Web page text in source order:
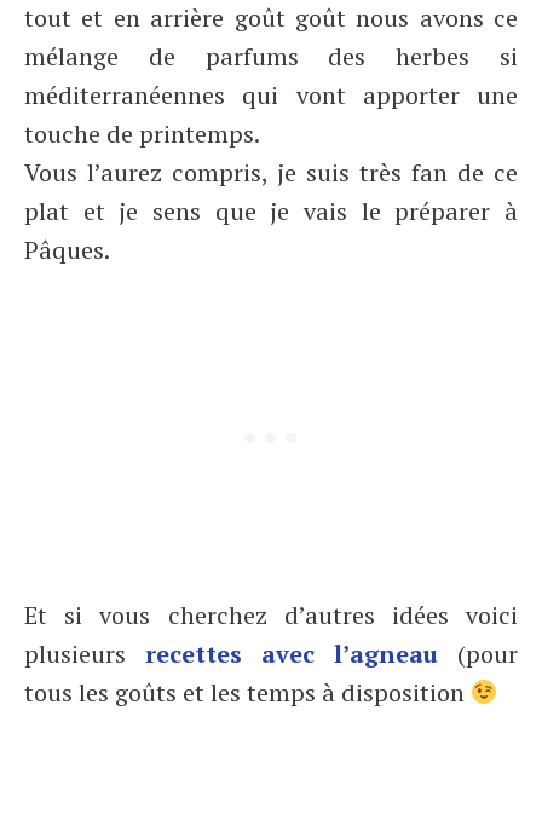
tout et en arrière goût goût nous avons ce
mélange de parfums des herbes si
méditerranéennes qui vont apporter une
touche de printemps.
Vous l’aurez compris, je suis très fan de ce
plat et je sens que je vais le préparer à
Pâques.
Et si vous cherchez d’autres idées voici
plusieurs
recettes avec l’agneau (pour
tous les goûts et les temps à disposition